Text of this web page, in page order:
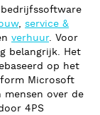
, service &
verhuur. Voor
belangrijk. Het
op het
Microsoft
mensen over de
4PS